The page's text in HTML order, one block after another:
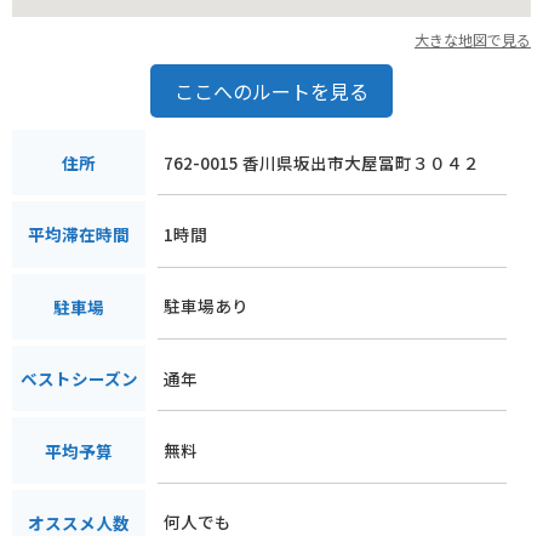
大きな地図で見る
ここへのルートを見る
住所 762-0015 香川県坂出市大屋冨町３０４２
平均滞在時間 1時間
駐車場 駐車場あり
ベストシーズン 通年
平均予算 無料
オススメ人数 何人でも